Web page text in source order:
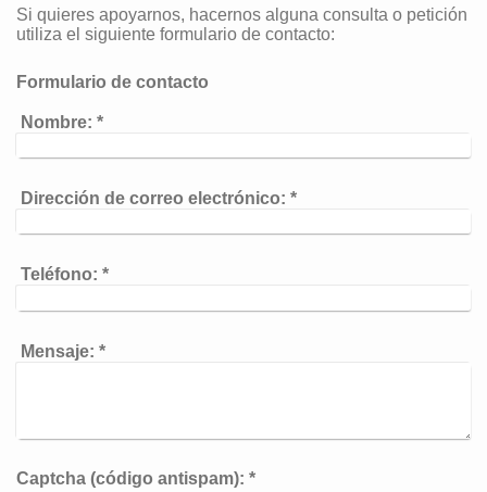
Si quieres apoyarnos, hacernos alguna consulta o petición
utiliza el siguiente formulario de contacto:
Formulario de contacto
Nombre: *
Dirección de correo electrónico: *
Teléfono: *
Mensaje: *
Captcha (código antispam): *